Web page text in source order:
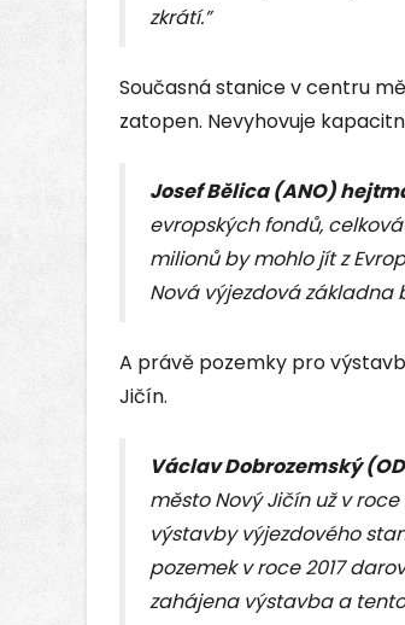
zkrátí.”
Současná stanice v centru
zatopen. Nevyhovuje
Josef Bělica (ANO)
evropských fondů,
milionů by mohlo jít z
Nová výjezdová základna
A právě pozemky pro
Jičín.
Václav Dobrozemský
město Nový Jičín už v
výstavby výjezdového
pozemek v roce 2017
zahájena výstavba a